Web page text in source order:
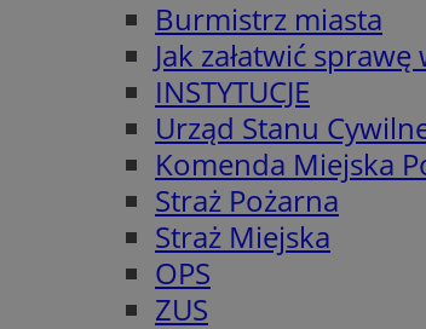
Burmistrz miasta
Jak załatwić
INSTYTUCJE
Urząd Stanu
Komenda Miejska
Straż Pożarna
Straż Miejska
OPS
ZUS